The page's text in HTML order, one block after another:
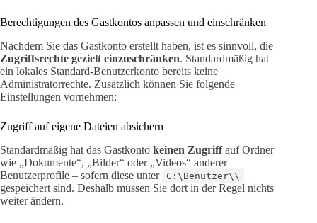
Berechtigungen des Gastkontos anpassen und einschränken
Nachdem Sie das Gastkonto erstellt haben, ist es sinnvoll, die
Zugriffsrechte gezielt einzuschränken. Standardmäßig hat
ein lokales Standard-Benutzerkonto bereits keine
Administratorrechte. Zusätzlich können Sie folgende
Einstellungen vornehmen:
Zugriff auf eigene Dateien absichern
Standardmäßig hat das Gastkonto keinen Zugriffauf Ordner
wie „Dokumente“, „Bilder“ oder „Videos“ anderer
Benutzerprofile – sofern diese unter
C:\Benutzer\\
gespeichert sind. Deshalb müssen Sie dort in der Regel nichts
weiter ändern.